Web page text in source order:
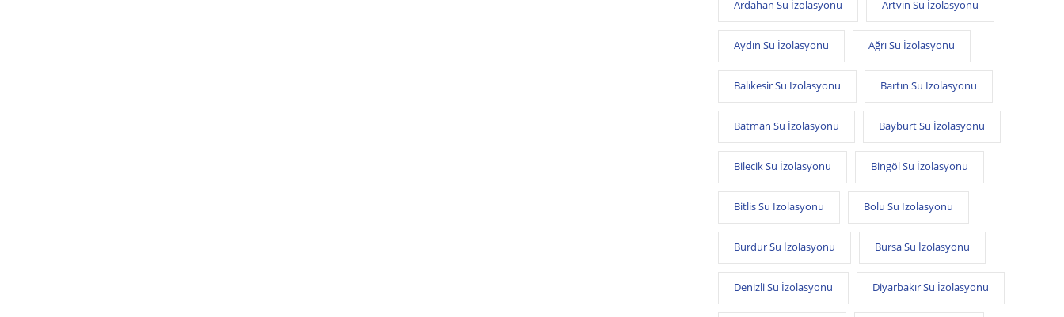
Ardahan Su İzolasyonu Artvin Su İzolasyonu
Aydın Su İzolasyonu Ağrı Su İzolasyonu
Balıkesir Su İzolasyonu Bartın Su İzolasyonu
Batman Su İzolasyonu Bayburt Su İzolasyonu
Bilecik Su İzolasyonu Bingöl Su İzolasyonu
Bitlis Su İzolasyonu Bolu Su İzolasyonu
Burdur Su İzolasyonu Bursa Su İzolasyonu
Denizli Su İzolasyonu Diyarbakır Su İzolasyonu